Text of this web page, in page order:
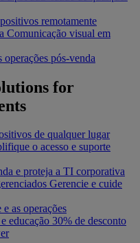
remotamente
Comunicação visual em
operações pós-venda
for
de qualquer lugar
o acesso e suporte
e proteja a TI corporativa
Gerencie e cuide
as operações
educação 30% de desconto